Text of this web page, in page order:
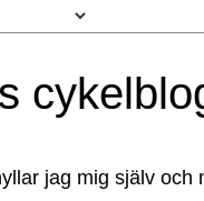
jag mig själv